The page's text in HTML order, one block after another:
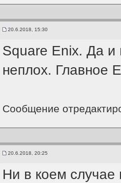
20.6.2018, 15:30
Square Enix. Да и
неплох. Главное
Сообщение
20.6.2018, 20:25
Ни в коем случае